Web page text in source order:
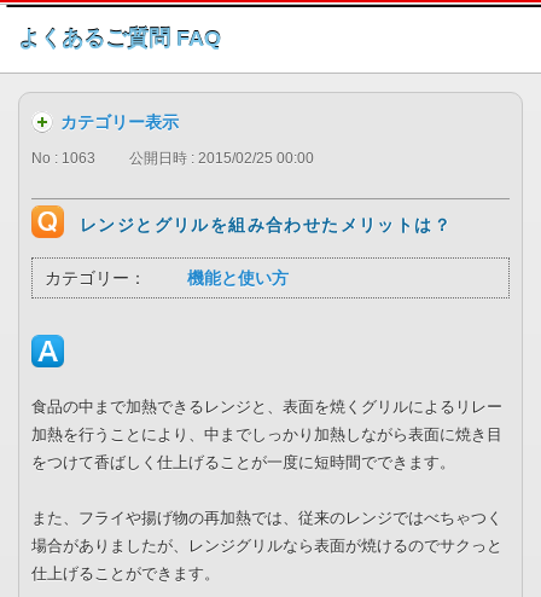
このページの本文へ
よくあるご質問 FAQ
カテゴリー表示
No : 1063 公開日時 : 2015/02/25 00:00
レンジとグリルを組み合わせたメリットは？
カテゴリー： 機能と使い方
食品の中まで加熱できるレンジと、表面を焼くグリルによるリレー
加熱を行うことにより、中までしっかり加熱しながら表面に焼き目
をつけて香ばしく仕上げることが一度に短時間でできます。
また、フライや揚げ物の再加熱では、従来のレンジではべちゃつく
場合がありましたが、レンジグリルなら表面が焼けるのでサクっと
仕上げることができます。